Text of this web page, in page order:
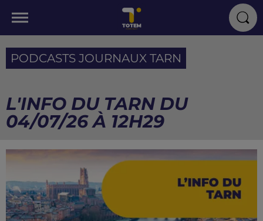
PODCASTS JOURNAUX TARN
L'INFO DU TARN DU
04/07/26 À 12H29